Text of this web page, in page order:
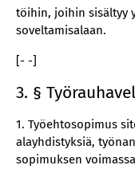
töihin, joihin sisältyy
soveltamisalaan.
[- -]
3. §
1. Työehtosopimus
alayhdistyksiä,
sopimuksen